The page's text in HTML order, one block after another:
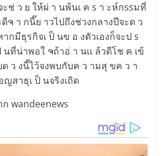
ช่ ว ย ให้ผ่ า นพ้นเ ค s า ะห์กssมที่
ຈ า กนี๊ย าวไปถึงช่วงกลางปีจะด ว
กมีธุรกิจเ ป็ นข อ งตัวเองก็จะป s
นที่น่าพอใ ຈถ้าอ่ า นเเ ล้วดีโช ค เข้
ด ว งนี๊ไว้จงพบกับค ว ามสุ ขค ว า
ญสาธุเ ป็ นจริงเถิด
wandeenews